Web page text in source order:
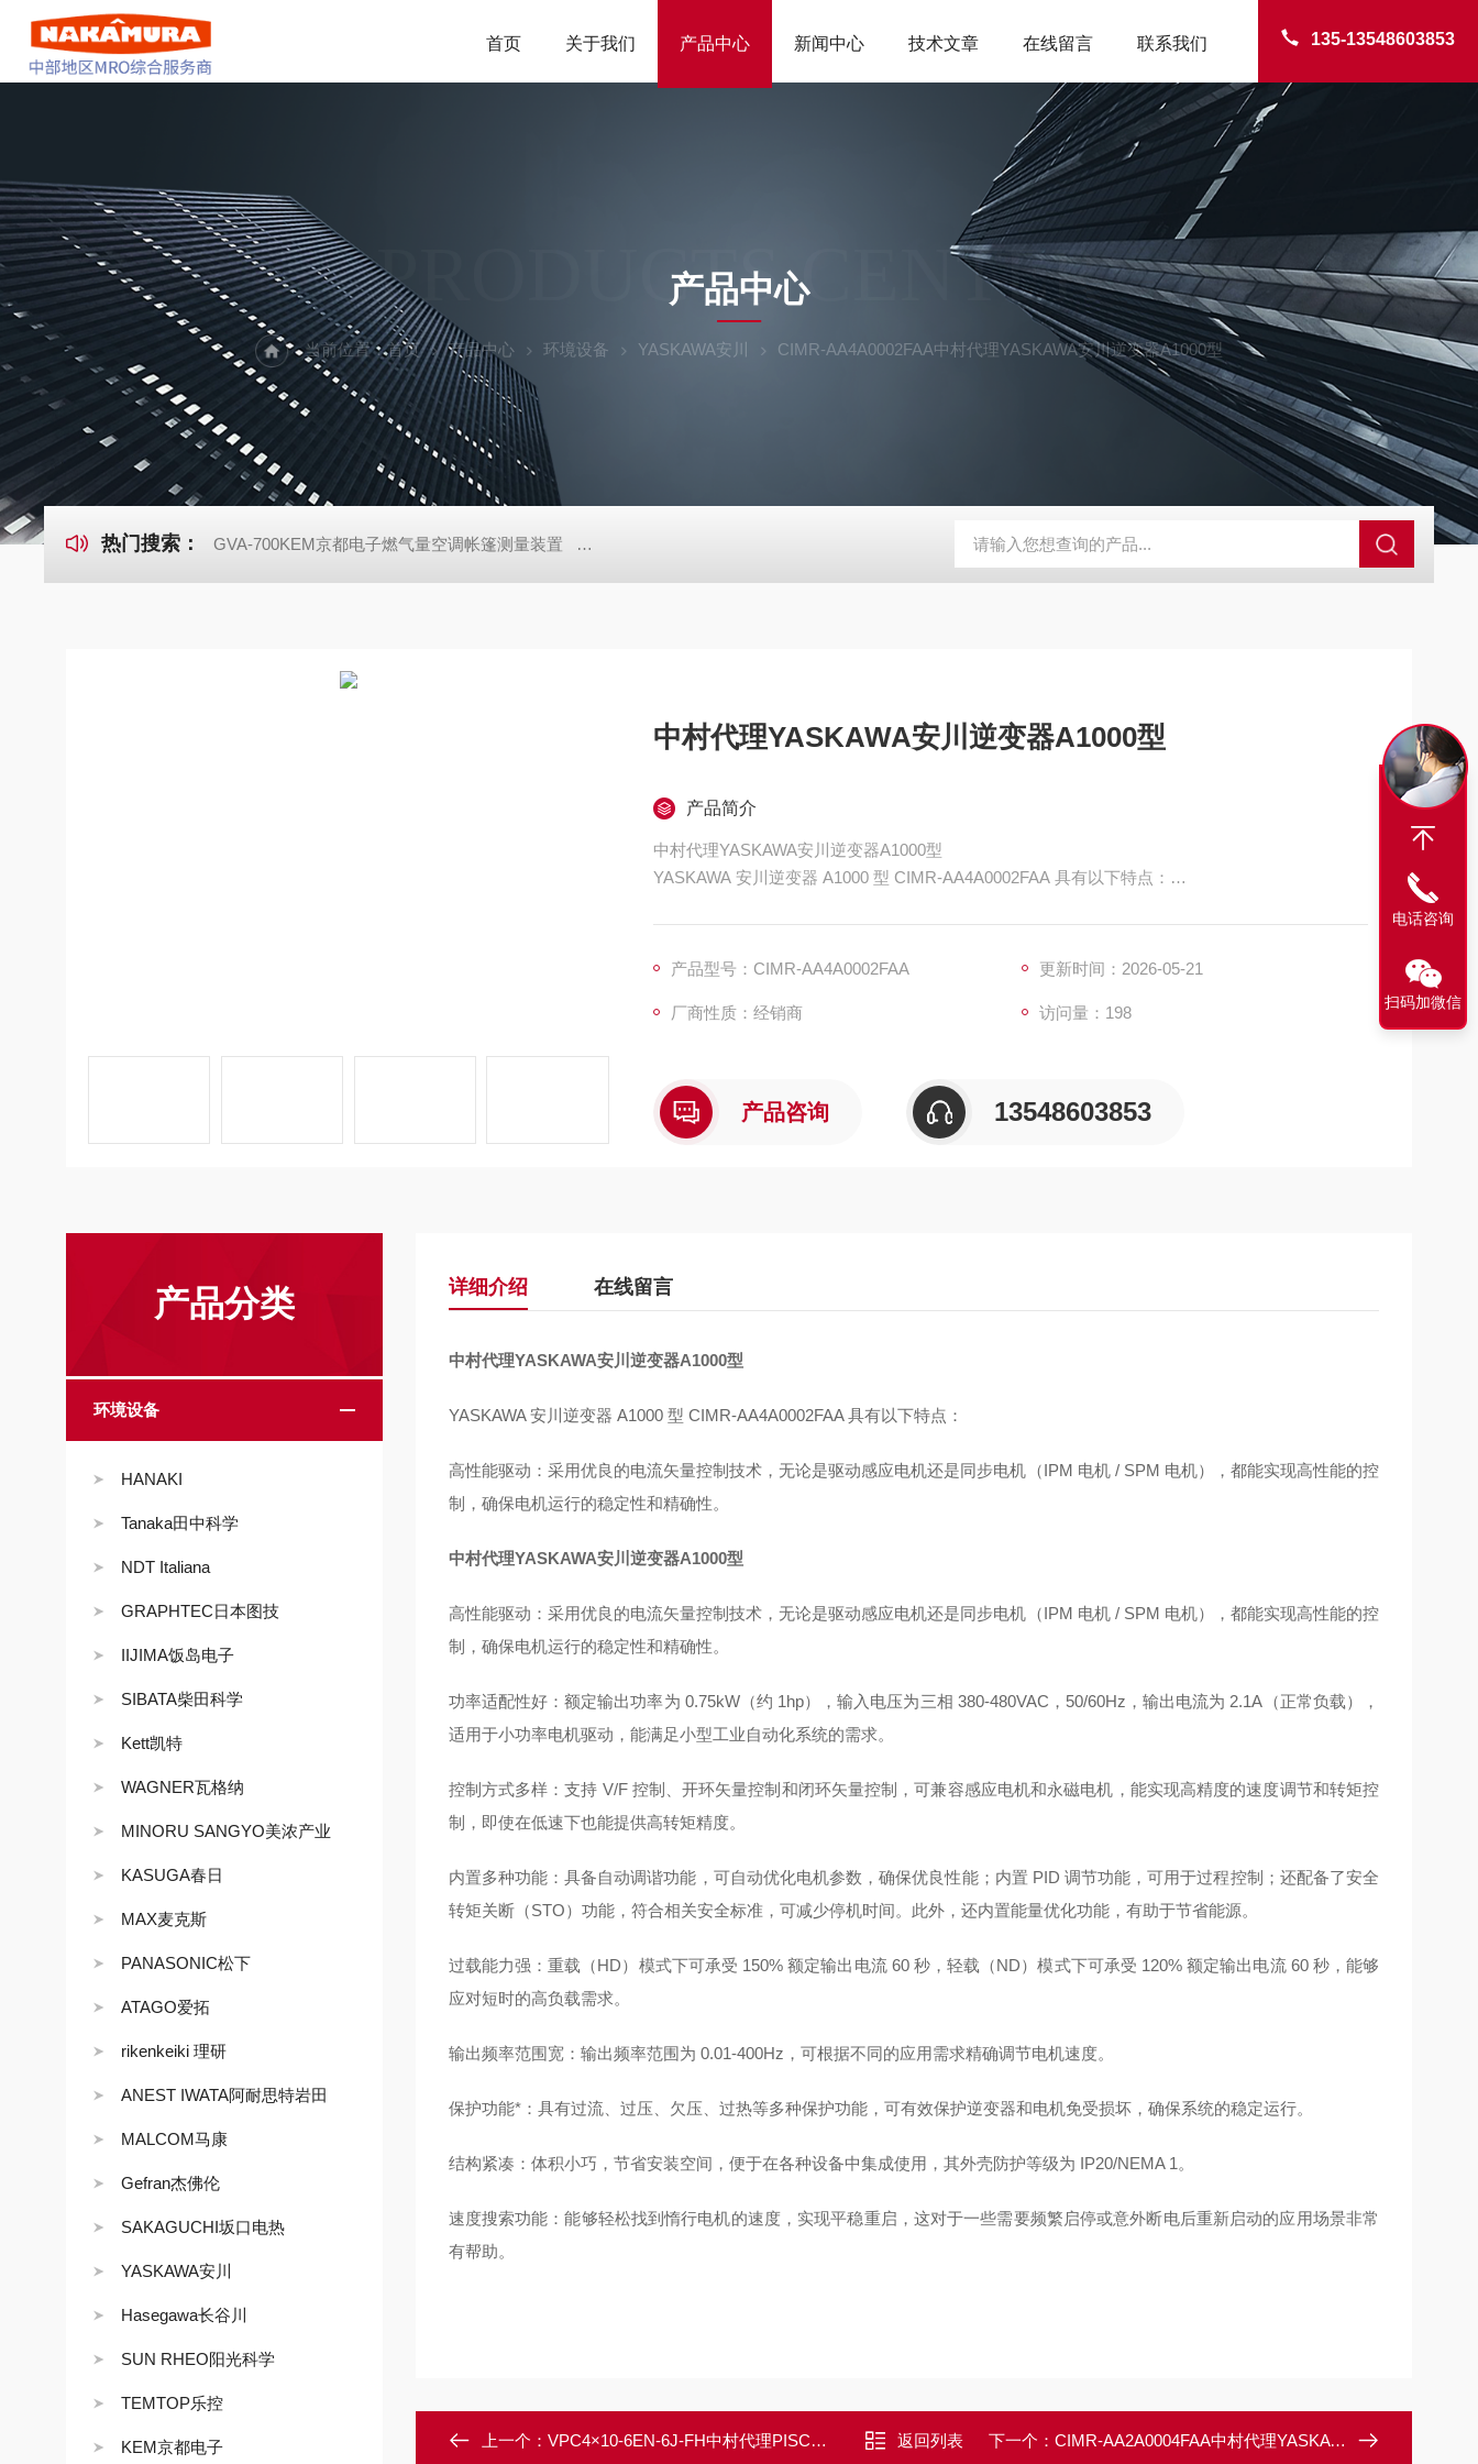
135-13548603853
首页 关于我们 产品中心 新闻中心 技术文章 在线留言 联系我们
PRODUCTS CENTER
产品中心
当前位置：首页 产品中心 环境设备 YASKAWA安川 CIMR-AA4A0002FAA中村代理YASKAWA安川逆变器A1000型
热门搜索： GVA-700KEM京都电子燃气量空调帐篷测量装置 MD-Win日本：KEM京都电子汞测量和控制软件 GVA-710KEM京都电子燃气量空调帐篷测量仪 E3Z-BOMRON放大器
中村代理YASKAWA安川逆变器A1000型
产品简介
中村代理YASKAWA安川逆变器A1000型
YASKAWA 安川逆变器 A1000 型 CIMR-AA4A0002FAA 具有以下特点：
产品型号：CIMR-AA4A0002FAA
更新时间：2026-05-21
厂商性质：经销商 访问量：198
产品咨询 13548603853
产品分类
环境设备
HANAKI
Tanaka田中科学
NDT Italiana
GRAPHTEC日本图技
IIJIMA饭岛电子
SIBATA柴田科学
Kett凯特
WAGNER瓦格纳
MINORU SANGYO美浓产业
KASUGA春日
MAX麦克斯
PANASONIC松下
ATAGO爱拓
rikenkeiki 理研
ANEST IWATA阿耐思特岩田
MALCOM马康
Gefran杰佛伦
SAKAGUCHI坂口电热
YASKAWA安川
Hasegawa长谷川
SUN RHEO阳光科学
TEMTOP乐控
KEM京都电子
详细介绍 在线留言
中村代理YASKAWA安川逆变器A1000型
YASKAWA 安川逆变器 A1000 型 CIMR-AA4A0002FAA 具有以下特点：
高性能驱动：采用优良的电流矢量控制技术，无论是驱动感应电机还是同步电机（IPM 电机 / SPM 电机），都能实现高性能的控
制，确保电机运行的稳定性和精确性。
中村代理YASKAWA安川逆变器A1000型
高性能驱动：采用优良的电流矢量控制技术，无论是驱动感应电机还是同步电机（IPM 电机 / SPM 电机），都能实现高性能的控
制，确保电机运行的稳定性和精确性。
功率适配性好：额定输出功率为 0.75kW（约 1hp），输入电压为三相 380-480VAC，50/60Hz，输出电流为 2.1A（正常负载），
适用于小功率电机驱动，能满足小型工业自动化系统的需求。
控制方式多样：支持 V/F 控制、开环矢量控制和闭环矢量控制，可兼容感应电机和永磁电机，能实现高精度的速度调节和转矩控
制，即使在低速下也能提供高转矩精度。
内置多种功能：具备自动调谐功能，可自动优化电机参数，确保优良性能；内置 PID 调节功能，可用于过程控制；还配备了安全
转矩关断（STO）功能，符合相关安全标准，可减少停机时间。此外，还内置能量优化功能，有助于节省能源。
过载能力强：重载（HD）模式下可承受 150% 额定输出电流 60 秒，轻载（ND）模式下可承受 120% 额定输出电流 60 秒，能够
应对短时的高负载需求。
输出频率范围宽：输出频率范围为 0.01-400Hz，可根据不同的应用需求精确调节电机速度。
保护功能*：具有过流、过压、欠压、过热等多种保护功能，可有效保护逆变器和电机免受损坏，确保系统的稳定运行。
结构紧凑：体积小巧，节省安装空间，便于在各种设备中集成使用，其外壳防护等级为 IP20/NEMA 1。
速度搜索功能：能够轻松找到惰行电机的速度，实现平稳重启，这对于一些需要频繁启停或意外断电后重新启动的应用场景非常
有帮助。
上一个： VPC4×10-6EN-6J-FH中村代理PISCO真空吸盘椭圆型 返回列表 下一个： CIMR-AA2A0004FAA中村代理YASKAWA安川逆变器A1000型
电话咨询
扫码加微信